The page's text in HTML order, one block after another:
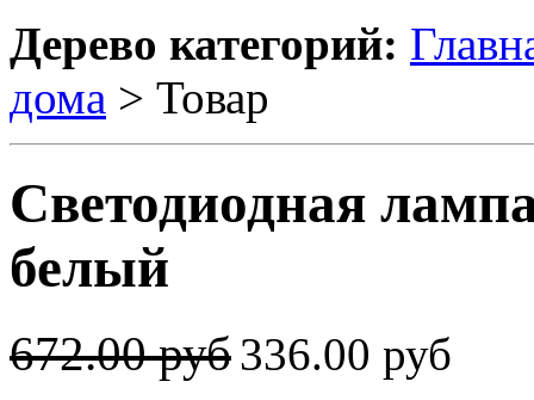
Дерево категорий:
дома > Товар
Светодиодная
белый
672.00 руб336.00 руб